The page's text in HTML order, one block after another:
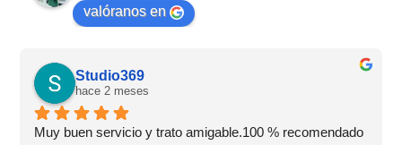
valóranos en
Studio369
hace 2 meses
Muy buen servicio y trato amigable.100 % recomendado